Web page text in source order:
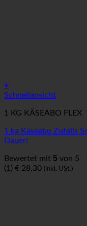
+
Schnellansicht
1 KG KÄSEABO FLEX
1 kg Käseabo Zufalls
Dauer!
Bewertet mit 5 von 5
(1) € 28,30 (inkl. USt.)